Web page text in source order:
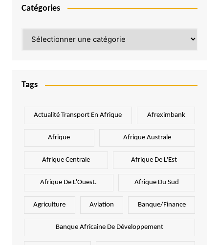
Catégories
Tags
Actualité Transport En Afrique Afreximbank
Afrique Afrique Australe
Afrique Centrale Afrique De L'Est
Afrique De L'Ouest. Afrique Du Sud
Agriculture Aviation Banque/Finance
Banque Africaine De Développement